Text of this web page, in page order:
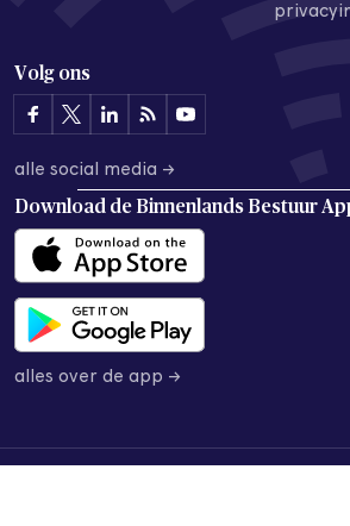
Volg ons
alle social media →
Download de Binnenlands Bestuur
alles over de app →